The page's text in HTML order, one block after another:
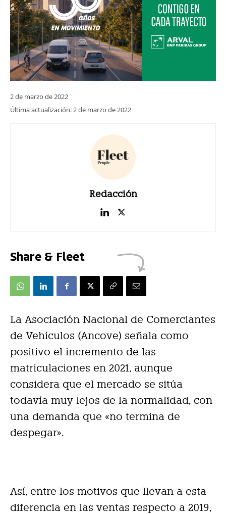
2 de marzo de 2022
Última actualización:2 de marzo de 2022
Redacción
Share & Fleet
La Asociación Nacional de Comerciantes
de Vehículos (Ancove) señala como
positivo el incremento de las
matriculaciones en 2021, aunque
considera que el mercado se sitúa
todavía muy lejos de la normalidad, con
una demanda que «no termina de
despegar».
Así, entre los motivos que llevan a esta
diferencia en las ventas respecto a 2019,